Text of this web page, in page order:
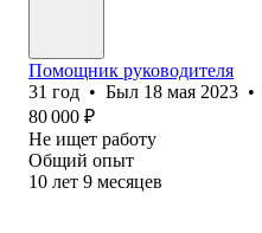
Помощник руководителя
31 год • Был 18 мая 2023 •
80 000 ₽
Не ищет работу
Общий опыт
10 лет 9 месяцев